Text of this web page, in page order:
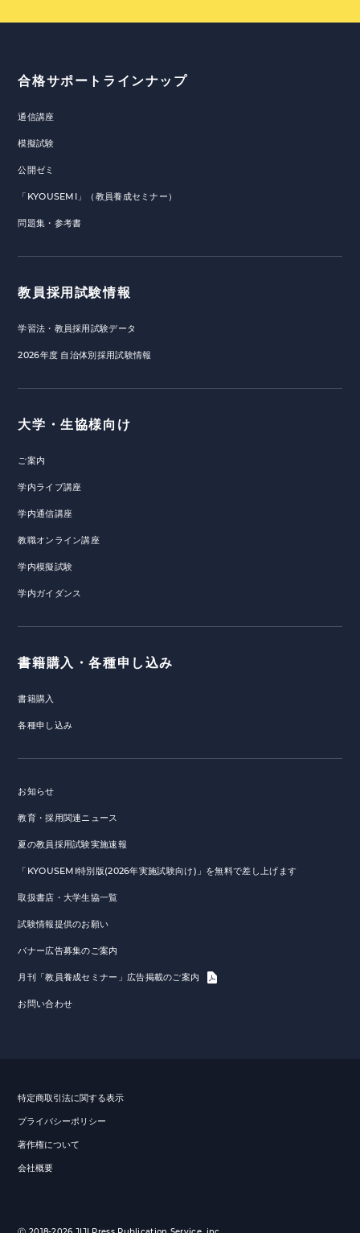
合格サポートラインナップ
通信講座
模擬試験
公開ゼミ
「KYOUSEMI」（教員養成セミナー）
問題集・参考書
教員採用試験情報
学習法・教員採用試験データ
2026年度 自治体別採用試験情報
大学・生協様向け
ご案内
学内ライブ講座
学内通信講座
教職オンライン講座
学内模擬試験
学内ガイダンス
書籍購入・各種申し込み
書籍購入
各種申し込み
お知らせ
教育・採用関連ニュース
夏の教員採用試験実施速報
「KYOUSEMI特別版(2026年実施試験向け)」を無料で差し上げます
取扱書店・大学生協一覧
試験情報提供のお願い
バナー広告募集のご案内
月刊「教員養成セミナー」広告掲載のご案内
お問い合わせ
特定商取引法に関する表示
プライバシーポリシー
著作権について
会社概要